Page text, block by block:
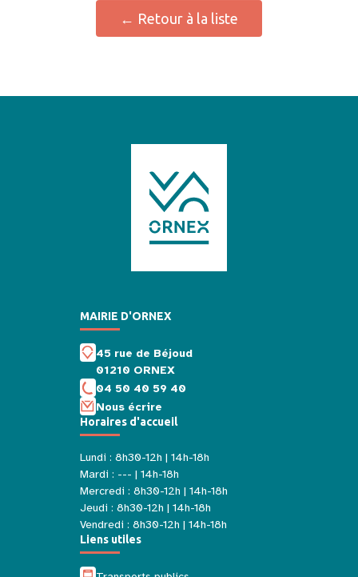
← Retour à la liste
MAIRIE D'ORNEX
45 rue de Béjoud
01210 ORNEX
04 50 40 59 40
Nous écrire
Horaires d'accueil
Lundi : 8h30-12h | 14h-18h
Mardi : --- | 14h-18h
Mercredi : 8h30-12h | 14h-18h
Jeudi : 8h30-12h | 14h-18h
Vendredi : 8h30-12h | 14h-18h
Liens utiles